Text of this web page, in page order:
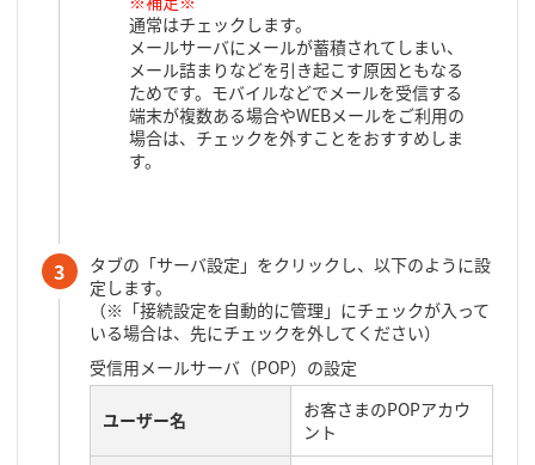
通常はチェックします。
メールサーバにメールが蓄積されてしまい、
メール詰まりなどを引き起こす原因ともなる
ためです。モバイルなどでメールを受信する
端末が複数ある場合やWEBメールをご利用の
場合は、チェックを外すことをおすすめしま
す。
3
タブの「サーバ設定」をクリックし、以下のように設
定します。
（※「接続設定を自動的に管理」にチェックが入って
いる場合は、先にチェックを外してください）
受信用メールサーバ（POP）の設定
ユーザー名
お客さまのPOPアカウ
ント